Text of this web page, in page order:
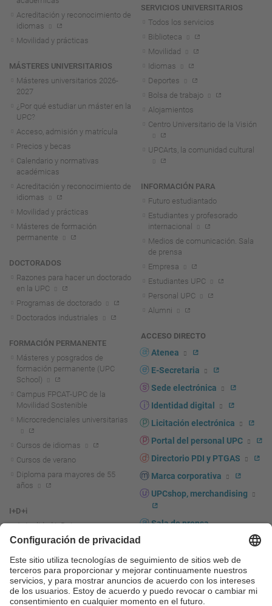
Acreditación y reconocimiento de
idiomas
Movilidad y prácticas
MÁSTERES UNIVERSITARIOS
Másteres universitarios 2026-
2027
¿Por qué estudiar un máster en la
UPC?
Acceso, admisión y matrícula
Precios y becas
Calendario y normativas
académicas
Acreditación y reconocimiento de
idiomas
Movilidad y prácticas
Másteres de formación
permanente
DOCTORADOS
Razones para hacer un doctorado
en la UPC
Programas de doctorado
Doctorados industriales
FORMACIÓN PERMANENTE
Másteres y posgrados de
formación permanente (UPC
School)
Campus FPCAT-UPC de la
Movilidad Sostenible
Microcredenciales universitarias
Cursos de idiomas
Cursos de verano
Diploma para mayores de 55
años
I+D+i
Actualidad I+D+I
La investigación en la UPC
Fomento y apoyo a la
investigación
La transferencia, el
emprendimiento y la innovación
en la UPC
SERVICIOS UNIVERSITARIOS
Todos los servicios
Biblioteca
Movilidad
Idiomas
Deportes
Bolsa de trabajo
Alojamientos
Centro Universitario de la Visión
UPCArts, la comunidad cultural
INFORMACIÓN PARA
Futuro estudiantado
Estudiantes y profesorado
internacional
Medios de comunicación. Sala
de prensa
Empresa
Estudiantes UPC
Personal UPC
Alumni
ACCESO DIRECTO
Atenea
E-Secretaria
Sede electrónica
Identidad digital
Licitación electrónica
Portal del personal UPC
Directorio PDI y PTGAS
Marca corporativa
UPCshop, merchandising
Sala de prensa